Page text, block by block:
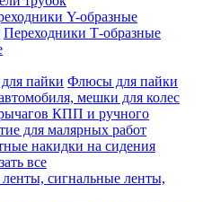
Y-образные
Переходники Т-образные
пайки Флюсы для пайки
мешки для колес
КПП и ручного
для малярных работ
накидки на сидения
все
сигнальные ленты,